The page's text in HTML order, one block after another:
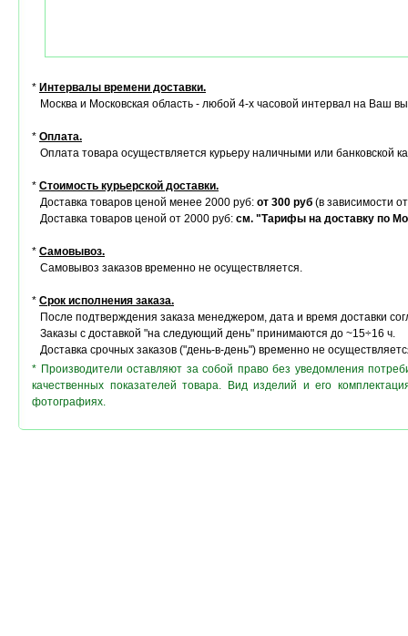
* Интервалы времени доставки.
Москва и Московская область - любой 4-х часовой интервал на Ваш
* Оплата.
Оплата товара осуществляется курьеру наличными или банковской
* Стоимость курьерской доставки.
Доставка товаров ценой менее 2000 руб: от 300 руб (в зависимости
Доставка товаров ценой от 2000 руб: см. "Тарифы на доставку по
* Самовывоз.
Самовывоз заказов временно не осуществляется.
* Срок исполнения заказа.
После подтверждения заказа менеджером, дата и время доставки
Заказы с доставкой "на следующий день" принимаются до ~15÷16 ч.
Доставка срочных заказов ("день-в-день") временно не
* Производители оставляют за собой право без уведомления
качественных показателей товара. Вид изделий и его
фотографиях.